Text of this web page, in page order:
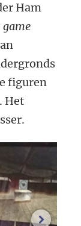
Ham
game
figuren
Het